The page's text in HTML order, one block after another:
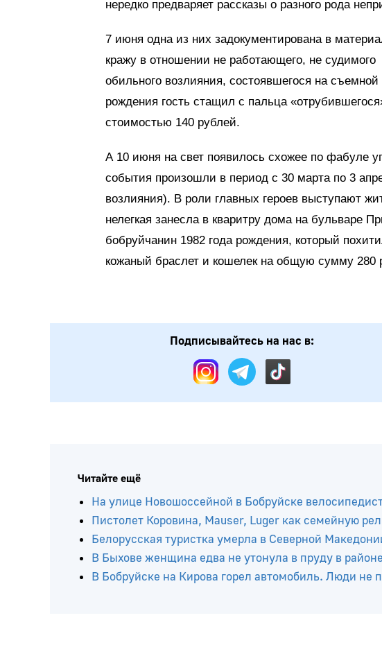
нередко предваряет рассказы о разного рода
7 июня одна из них задокументирована в
кражу в отношении не работающего, не
обильного возлияния, состоявшегося на
рождения гость стащил с пальца
стоимостью 140 рублей.
А 10 июня на свет появилось схожее по фабуле
события произошли в период с 30 марта по 3
возлияния). В роли главных героев выступают
нелегкая занесла в кваритру дома на бульваре
бобруйчанин 1982 года рождения, который
кожаный браслет и кошелек на общую сумму 280
Подписывайтесь на нас в:
Читайте ещё
На улице Новошоссейной в Бобруйске
Пистолет Коровина, Mauser, Luger как семейную
Белорусская туристка умерла в Северной
В Быхове женщина едва не утонула в пруду в
В Бобруйске на Кирова горел автомобиль. Люди не